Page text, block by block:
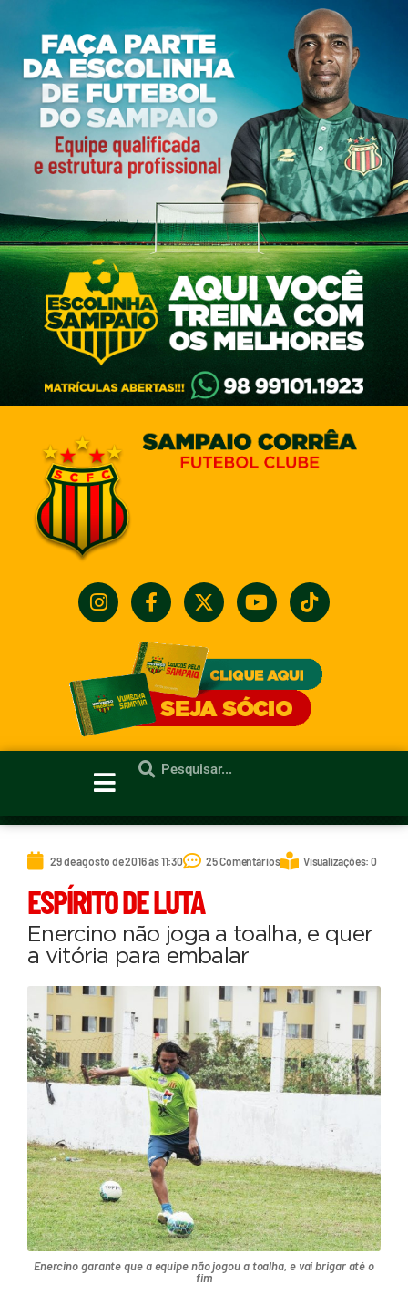
29 de agosto de 2016 às 11:30 25 Comentários Visualizações: 0
ESPÍRITO DE LUTA
Enercino não joga a toalha, e quer
a vitória para embalar
Enercino garante que a equipe não jogou a toalha, e vai brigar até o
fim